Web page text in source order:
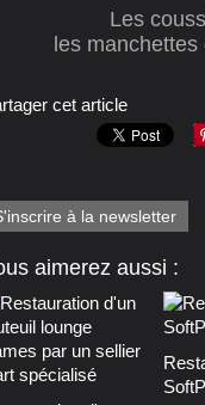
Les
les
cet article
à la newsletter
aimerez aussi :